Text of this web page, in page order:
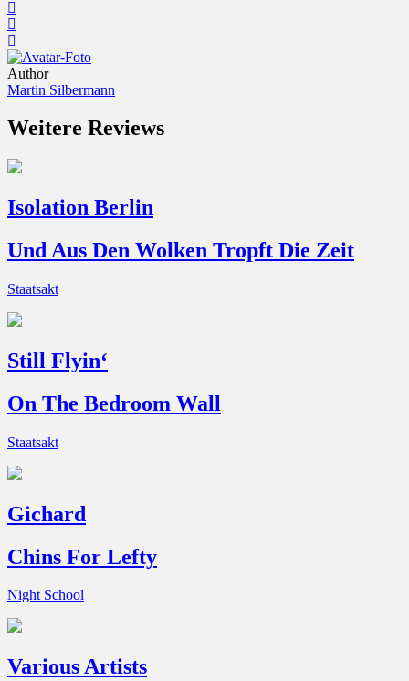
Author
Martin Silbermann
Weitere Reviews
Isolation Berlin
Und Aus Den Wolken Tropft Die Zeit
Staatsakt
Still Flyin‘
On The Bedroom Wall
Staatsakt
Gichard
Chins For Lefty
Night School
Various Artists